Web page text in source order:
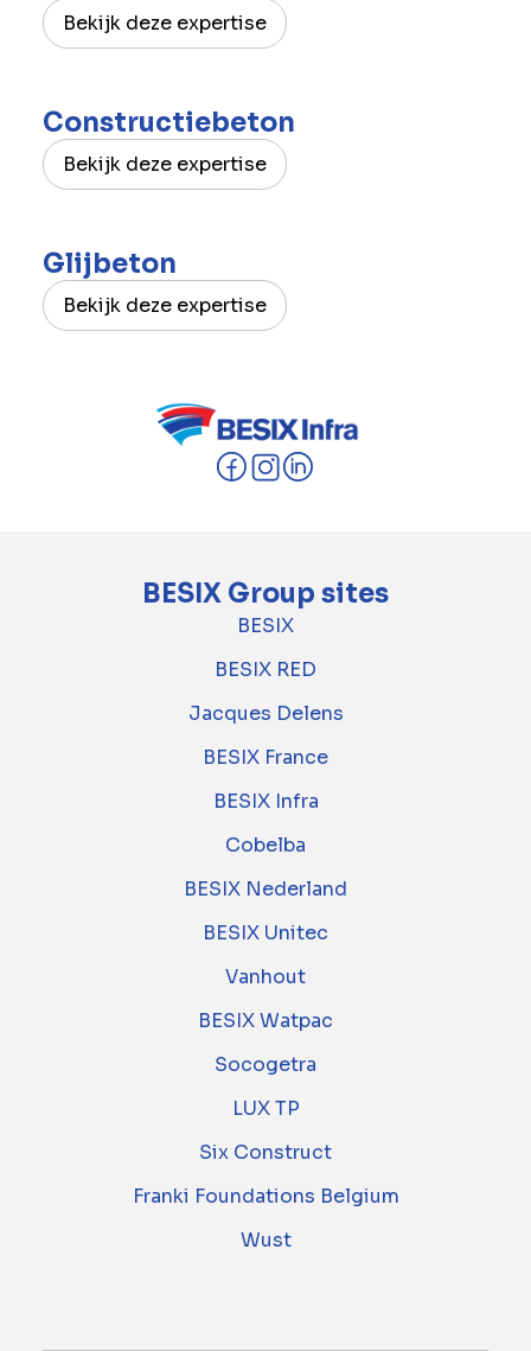
Bekijk deze expertise
Constructiebeton
Bekijk deze expertise
Glijbeton
Bekijk deze expertise
BESIX Group sites
BESIX
BESIX RED
Jacques Delens
BESIX France
BESIX Infra
Cobelba
BESIX Nederland
BESIX Unitec
Vanhout
BESIX Watpac
Socogetra
LUX TP
Six Construct
Franki Foundations Belgium
Wust